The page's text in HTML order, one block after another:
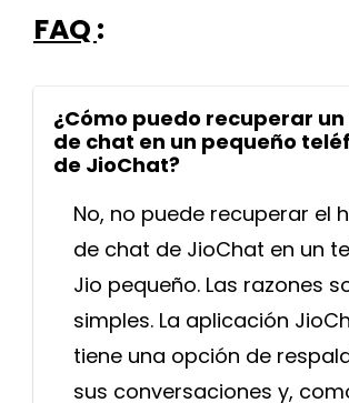
FAQ :
¿Cómo puedo recuperar
de chat en un pequeño
de JioChat?
No, no puede recuperar el
de chat de JioChat en un
Jio pequeño. Las razones
simples. La aplicación
tiene una opción de
sus conversaciones y,